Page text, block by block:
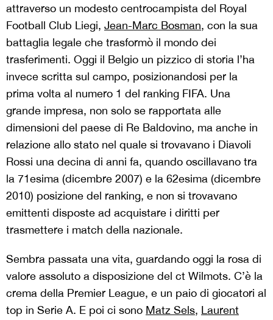
attraverso un modesto centrocampista del Royal
Football Club Liegi, Jean-Marc Bosman, con la sua
battaglia legale che trasformò il mondo dei
trasferimenti. Oggi il Belgio un pizzico di storia l’ha
invece scritta sul campo, posizionandosi per la
prima volta al numero 1 del ranking FIFA. Una
grande impresa, non solo se rapportata alle
dimensioni del paese di Re Baldovino, ma anche in
relazione allo stato nel quale si trovavano i Diavoli
Rossi una decina di anni fa, quando oscillavano tra
la 71esima (dicembre 2007) e la 62esima (dicembre
2010) posizione del ranking, e non si trovavano
emittenti disposte ad acquistare i diritti per
trasmettere i match della nazionale.
Sembra passata una vita, guardando oggi la rosa di
valore assoluto a disposizione del ct Wilmots. C’è la
crema della Premier League, e un paio di giocatori al
top in Serie A. E poi ci sono Matz Sels, Laurent